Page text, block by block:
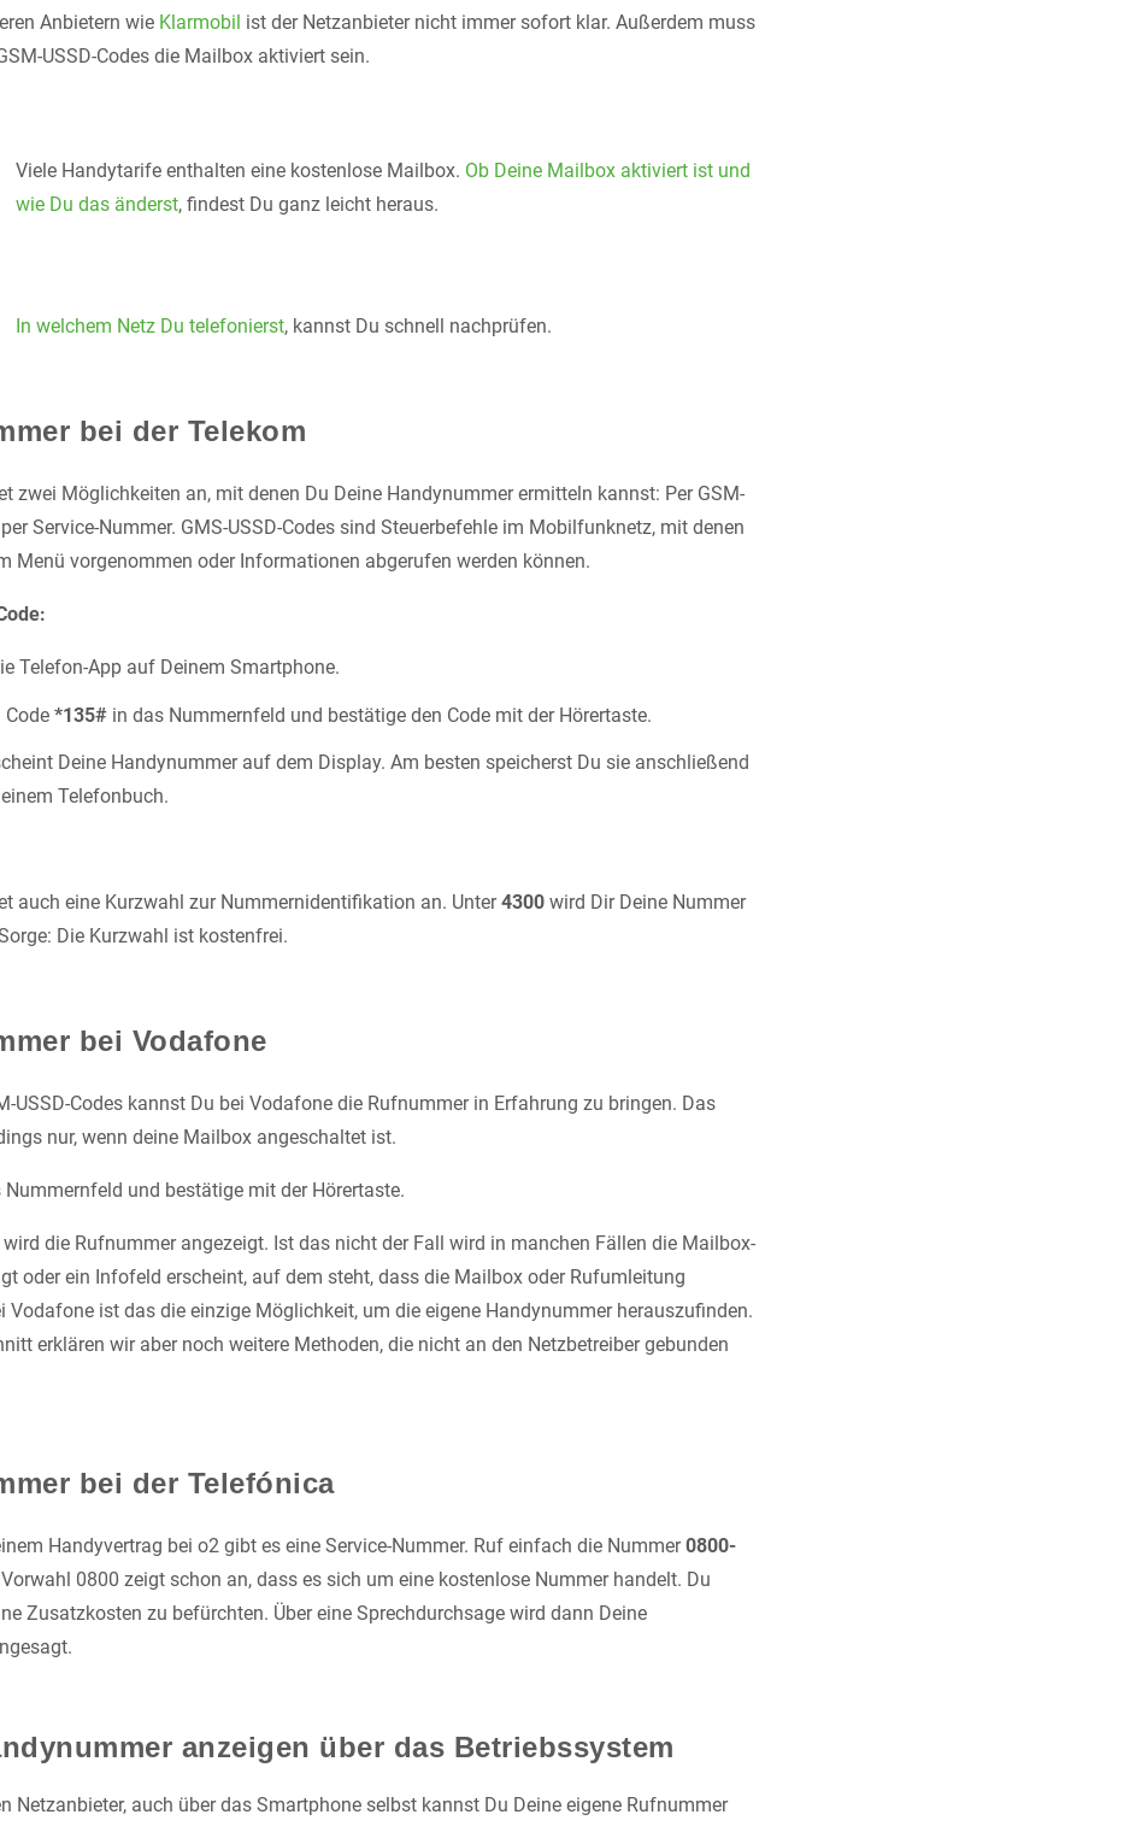
Anbietern wie Klarmobil ist der Netzanbieter nicht immer sofort klar. Außerdem muss
USSD-Codes die Mailbox aktiviert sein.
Viele Handytarife enthalten eine kostenlose Mailbox. Ob Deine Mailbox aktiviert ist und
wie Du das änderst, findest Du ganz leicht heraus.
In welchem Netz Du telefonierst, kannst Du schnell nachprüfen.
bei der Telekom
zwei Möglichkeiten an, mit denen Du Deine Handynummer ermitteln kannst: Per GSM-
per Service-Nummer. GMS-USSD-Codes sind Steuerbefehle im Mobilfunknetz, mit denen
Menü vorgenommen oder Informationen abgerufen werden können.
Telefon-App auf Deinem Smartphone.
Code*135# in das Nummernfeld und bestätige den Code mit der Hörertaste.
Deine Handynummer auf dem Display. Am besten speicherst Du sie anschließend
Telefonbuch.
auch eine Kurzwahl zur Nummernidentifikation an. Unter4300 wird Dir Deine Nummer
Die Kurzwahl ist kostenfrei.
bei Vodafone
USSD-Codes kannst Du bei Vodafone die Rufnummer in Erfahrung zu bringen. Das
nur, wenn deine Mailbox angeschaltet ist.
Nummernfeld und bestätige mit der Hörertaste.
die Rufnummer angezeigt. Ist das nicht der Fall wird in manchen Fällen die Mailbox-
oder ein Infofeld erscheint, auf dem steht, dass die Mailbox oder Rufumleitung
Vodafone ist das die einzige Möglichkeit, um die eigene Handynummer herauszufinden.
erklären wir aber noch weitere Methoden, die nicht an den Netzbetreiber gebunden
bei der Telefónica
Handyvertrag bei o2 gibt es eine Service-Nummer. Ruf einfach die Nummer0800-
0800 zeigt schon an, dass es sich um eine kostenlose Nummer handelt. Du
Zusatzkosten zu befürchten. Über eine Sprechdurchsage wird dann Deine
anzeigen über das Betriebssystem
Netzanbieter, auch über das Smartphone selbst kannst Du Deine eigene Rufnummer